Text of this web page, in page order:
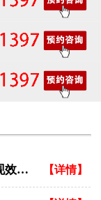
白癜风照美国308激光多久会出现效果？ 【详情】